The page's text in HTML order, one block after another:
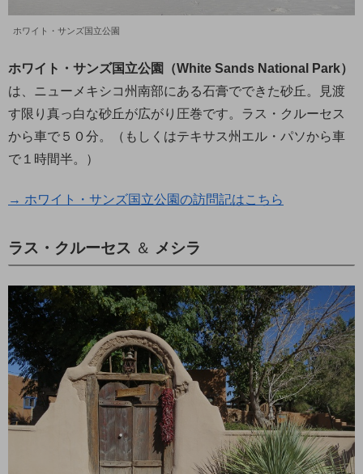
ホワイト・サンズ国立公園
ホワイト・サンズ国立公園（White Sands National Park）
は、ニューメキシコ州南部にある石膏でできた砂丘。見渡
す限り真っ白な砂丘が広がり圧巻です。ラス・クルーセス
から車で５０分。（もしくはテキサス州エル・パソから車
で１時間半。）
→ ホワイト・サンズ国立公園の訪問記はこちら
ラス・クルーセス ＆ メシラ